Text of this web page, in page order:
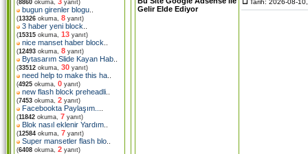
(8860 okuma, yanıt)
bugun girenler blogu
(13326 okuma, 8 yanıt)
3 haber yeni block
(15315 okuma, 13 yanıt)
nice manset haber block
(12493 okuma, 8 yanıt)
Bytasarım Slide Kayan Hab
(33512 okuma, 30 yanıt)
need help to make this ha
(4925 okuma, 0 yanıt)
new flash block preheadli
(7453 okuma, 2 yanıt)
Facebookta Paylaşım..
(11842 okuma, 7 yanıt)
Blok nasıl eklenir Yardım
(12584 okuma, 7 yanıt)
Super mansetler flash blo
(6408 okuma, 2 yanıt)
Gelir Elde Ediyor